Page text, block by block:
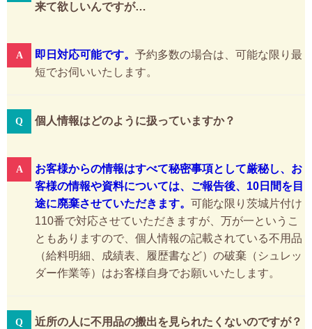
来て欲しいんですが…
即日対応可能です。 予約多数の場合は、可能な限り最
短でお伺いいたします。
個人情報はどのように扱っていますか？
お客様からの情報はすべて秘密事項として厳秘し、お
客様の情報や資料については、ご報告後、10日間を目
途に廃棄させていただきます。 可能な限り茨城片付け
110番で対応させていただきますが、万が一というこ
ともありますので、個人情報の記載されている不用品
（給料明細、成績表、履歴書など）の破棄（シュレッ
ダー作業等）はお客様自身でお願いいたします。
近所の人に不用品の搬出を見られたくないのですが？